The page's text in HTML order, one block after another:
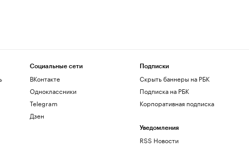
Социальные сети
ВКонтакте
Одноклассники
Telegram
Дзен
Подписки
Скрыть баннеры на РБК
Подписка на РБК
Корпоративная подписка
Уведомления
RSS Новости